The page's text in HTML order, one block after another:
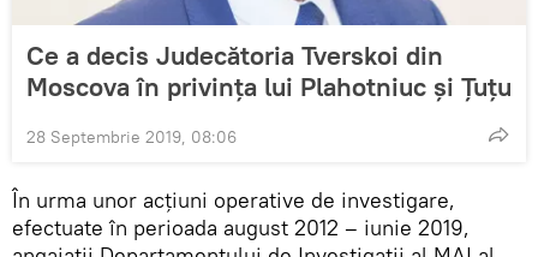
Ce a decis Judecătoria Tverskoi din
Moscova în privința lui Plahotniuc și Țuțu
28 Septembrie 2019, 08:06
În urma unor acțiuni operative de investigare,
efectuate în perioada august 2012 – iunie 2019,